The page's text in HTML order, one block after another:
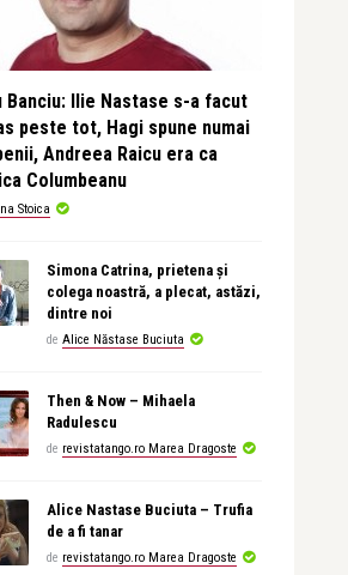
Banciu: Ilie Nastase s-a facut
peste tot, Hagi spune numai
Andreea Raicu era ca
Columbeanu
Stoica
Simona Catrina, prietena și
colega noastră, a plecat, astăzi,
dintre noi
de Alice Năstase Buciuta
Then & Now – Mihaela
Radulescu
de revistatango.ro Marea Dragoste
Alice Nastase Buciuta – Trufia
de a fi tanar
de revistatango.ro Marea Dragoste